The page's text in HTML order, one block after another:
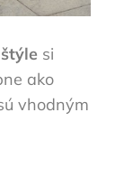
si
ako
vhodným